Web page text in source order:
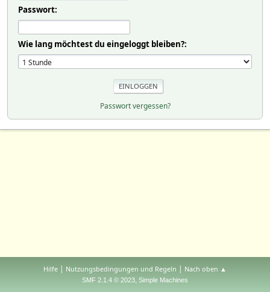
Passwort:
Wie lang möchtest du eingeloggt bleiben?:
Passwort vergessen?
Hilfe | Nutzungsbedingungen und Regeln | Nach oben ▲
SMF 2.1.4 © 2023, Simple Machines